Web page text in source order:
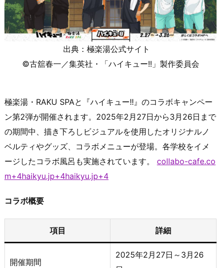
出典：極楽湯公式サイト
©古舘春一／集英社・「ハイキュー!!」製作委員会
極楽湯・RAKU SPAと『ハイキュー!!』のコラボキャンペー
ン第2弾が開催されます。​2025年2月27日から3月26日まで
の期間中、描き下ろしビジュアルを使用したオリジナルノ
ベルティやグッズ、コラボメニューが登場。​各学校をイメ
ージしたコラボ風呂も実施されています。​
collabo-cafe.co
m+4haikyu.jp+4haikyu.jp+4
コラボ概要
項目 詳細
開催期間
2025年2月27日～3月26